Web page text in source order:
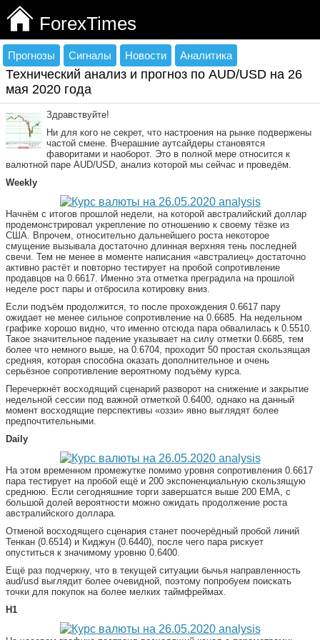
ForexTimes
Прогнозы Сигналы Новости Аналитика
Технический анализ и прогноз по AUD/USD на 26
мая 2020 года
Здравствуйте!
Ни для кого не секрет, что настроения на рынке подвержены
частой смене. Вчерашние аутсайдеры становятся
фаворитами и наоборот. Это в полной мере относится к
валютной паре AUD/USD, анализ которой мы сейчас и проведём.
Weekly
Начнём с итогов прошлой недели, на которой австралийский доллар
продемонстрировал укрепление по отношению к своему тёзке из
США. Впрочем, относительно дальнейшего роста некоторое
смущение вызывала достаточно длинная верхняя тень последней
свечи. Тем не менее в моменте написания «австралиец» достаточно
активно растёт и повторно тестирует на пробой сопротивление
продавцов на 0.6617. Именно эта отметка преградила на прошлой
неделе рост пары и отбросила котировку вниз.
Если подъём продолжится, то после прохождения 0.6617 пару
ожидает не менее сильное сопротивление на 0.6685. На недельном
графике хорошо видно, что именно отсюда пара обвалилась к 0.5510.
Такое значительное падение указывает на силу отметки 0.6685, тем
более что немного выше, на 0.6704, проходит 50 простая скользящая
средняя, которая способна оказать дополнительное и очень
серьёзное сопротивление вероятному подъёму курса.
Перечеркнёт восходящий сценарий разворот на снижение и закрытие
недельной сессии под важной отметкой 0.6400, однако на данный
момент восходящие перспективы «оззи» явно выглядят более
предпочтительными.
Daily
На этом временном промежутке помимо уровня сопротивления 0.6617
пара тестирует на пробой ещё и 200 экспоненциальную скользящую
среднюю. Если сегодняшние торги завершатся выше 200 ЕМА, с
большой долей вероятности можно ожидать продолжение роста
австралийского доллара.
Отменой восходящего сценария станет поочерёдный пробой линий
Тенкан (0.6514) и Киджун (0.6440), после чего пара рискует
опуститься к значимому уровню 0.6400.
Ещё раз подчеркну, что в текущей ситуации бычья направленность
aud/usd выглядит более очевидной, поэтому попробуем поискать
точки для покупок на более мелких таймфреймах.
Н1